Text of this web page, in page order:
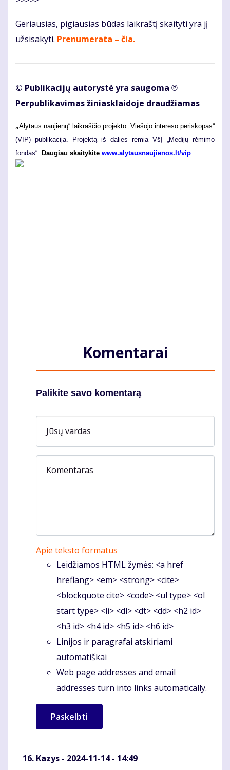
Geriausias, pigiausias būdas laikraštį skaityti yra jį
užsisakyti. Prenumerata – čia.
© Publikacijų autorystė yra saugoma ℗
Perpublikavimas žiniasklaidoje draudžiamas
„Alytaus naujienų“ laikraščio projekto „Viešojo intereso periskopas“
(VIP) publikacija. Projektą iš dalies remia VšĮ „Medijų rėmimo
fondas“.
Daugiau skaitykite www.alytausnaujienos.lt/vip
Komentarai
Palikite savo komentarą
Jūsų vardas
Komentaras
Apie teksto formatus
Leidžiamos HTML žymės: <a href
hreflang> <em> <strong> <cite>
<blockquote cite> <code> <ul type> <ol
start type> <li> <dl> <dt> <dd> <h2 id>
<h3 id> <h4 id> <h5 id> <h6 id>
Linijos ir paragrafai atskiriami
automatiškai
Web page addresses and email
addresses turn into links automatically.
Kazys - 2024-11-14 - 14:49